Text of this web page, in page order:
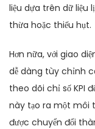
liệu dựa trên dữ liệu
thừa hoặc thiếu hụt.
Hơn nữa, với giao
dễ dàng tùy chỉnh
theo dõi chỉ số KPI
này tạo ra một môi
được chuyển đổi